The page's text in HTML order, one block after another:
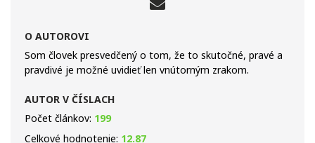
O AUTOROVI
Som človek presvedčený o tom, že to skutočné, pravé a
pravdivé je možné uvidieť len vnútorným zrakom.
AUTOR V ČÍSLACH
Počet článkov: 199
Celkové hodnotenie: 12.87